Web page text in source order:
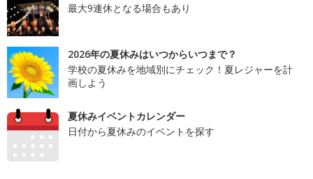
最大9連休となる場合もあり
2026年の夏休みはいつからいつまで？
学校の夏休みを地域別にチェック！夏レジャーを計
画しよう
夏休みイベントカレンダー
日付から夏休みのイベントを探す